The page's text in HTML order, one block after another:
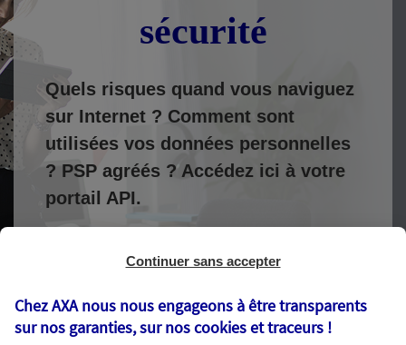
sécurité
Quels risques quand vous naviguez
sur Internet ? Comment sont
utilisées vos données personnelles
? PSP agréés ? Accédez ici à votre
portail API.
Continuer sans accepter
Chez AXA nous nous engageons à être transparents
sur nos garanties, sur noscookies et traceurs !